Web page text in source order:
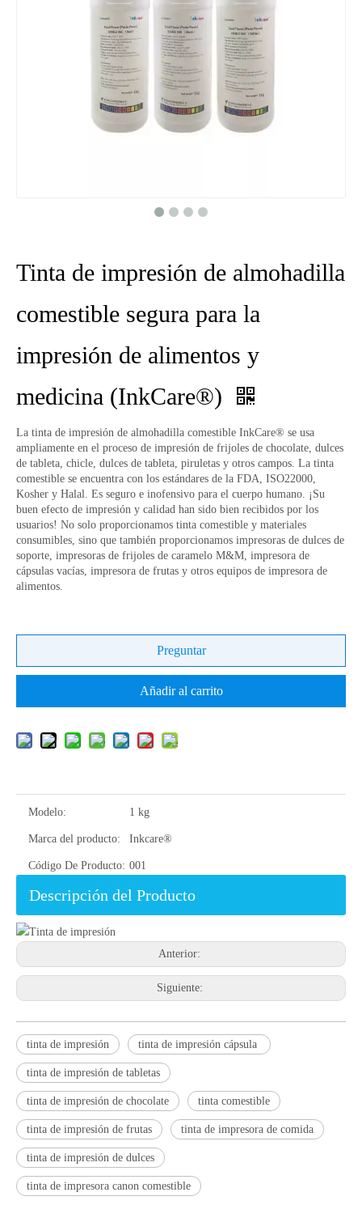
Tinta de impresión de almohadilla
comestible segura para la
impresión de alimentos y
medicina (InkCare®)
La tinta de impresión de almohadilla comestible InkCare® se usa
ampliamente en el proceso de impresión de frijoles de chocolate, dulces
de tableta, chicle, dulces de tableta, piruletas y otros campos. La tinta
comestible se encuentra con los estándares de la FDA, ISO22000,
Kosher y Halal. Es seguro e inofensivo para el cuerpo humano. ¡Su
buen efecto de impresión y calidad han sido bien recibidos por los
usuarios! No solo proporcionamos tinta comestible y materiales
consumibles, sino que también proporcionamos impresoras de dulces de
soporte, impresoras de frijoles de caramelo M&M, impresora de
cápsulas vacías, impresora de frutas y otros equipos de impresora de
alimentos.
Preguntar
Añadir al carrito
Modelo: 1 kg
Marca del producto: Inkcare®
Código De Producto: 001
Descripción del Producto
Anterior:
Siguiente:
tinta de impresión tinta de impresión cápsula
tinta de impresión de tabletas
tinta de impresión de chocolate tinta comestible
tinta de impresión de frutas tinta de impresora de comida
tinta de impresión de dulces
tinta de impresora canon comestible